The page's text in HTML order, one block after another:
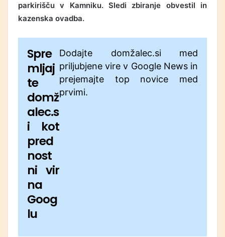
parkirišču v Kamniku. Sledi zbiranje obvestil in
kazenska ovadba.
Spre
mljaj
te
domž
alec.s
i kot
pred
nost
ni vir
na
Goog
lu
Dodajte domžalec.si med
priljubjene vire v Google News in
prejemajte top novice med
prvimi.